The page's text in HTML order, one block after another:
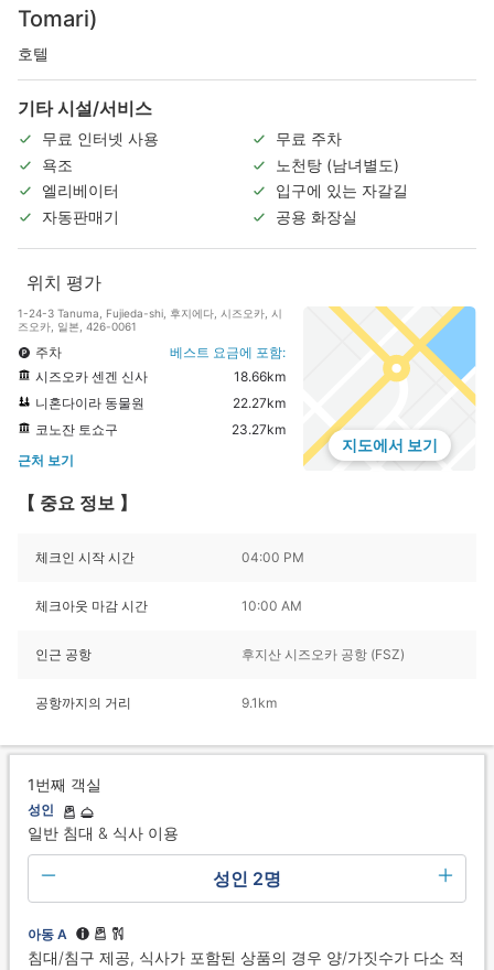
Tomari)
호텔
기타 시설/서비스
무료 인터넷 사용
무료 주차
욕조
노천탕 (남녀별도)
엘리베이터
입구에 있는 자갈길
자동판매기
공용 화장실
위치 평가
1-24-3 Tanuma, Fujieda-shi, 후지에다, 시즈오카, 시
즈오카, 일본, 426-0061
주차
베스트 요금에 포함:
시즈오카 센겐 신사
18.66km
니혼다이라 동물원
22.27km
코노잔 토쇼구
23.27km
근처 보기
지도에서 보기
【 중요 정보 】
체크인 시작 시간 04:00 PM
체크아웃 마감 시간 10:00 AM
인근 공항 후지산 시즈오카 공항 (FSZ)
공항까지의 거리 9.1km
1번째 객실
성인
일반 침대 & 식사 이용
성인 2명
아동 A
침대/침구 제공, 식사가 포함된 상품의 경우 양/가짓수가 다소 적